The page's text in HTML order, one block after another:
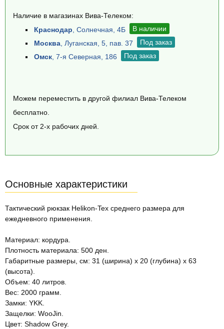
Наличие в магазинах Вива-Телеком:
Краснодар, Солнечная, 4Б
В наличии
Москва, Луганская, 5, пав. 37
Под заказ
Омск, 7-я Северная, 186 Под заказ
Можем переместить в другой филиал Вива-Телеком
бесплатно.
Срок от 2-х рабочих дней.
Основные характеристики
Тактический рюкзак Helikon-Tex среднего размера для
ежедневного применения.
Материал: кордура.
Плотность материала: 500 ден.
Габаритные размеры, см: 31 (ширина) x 20 (глубина) x 63
(высота).
Объем: 40 литров.
Вес: 2000 грамм.
Замки: YKK.
Защелки: WooJin.
Цвет: Shadow Grey.